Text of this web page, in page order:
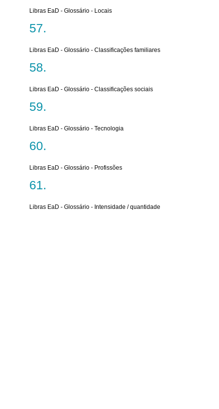
Libras EaD - Glossário - Locais
Libras EaD - Glossário - Classificações familiares
Libras EaD - Glossário - Classificações sociais
Libras EaD - Glossário - Tecnologia
Libras EaD - Glossário - Profissões
Libras EaD - Glossário - Intensidade / quantidade